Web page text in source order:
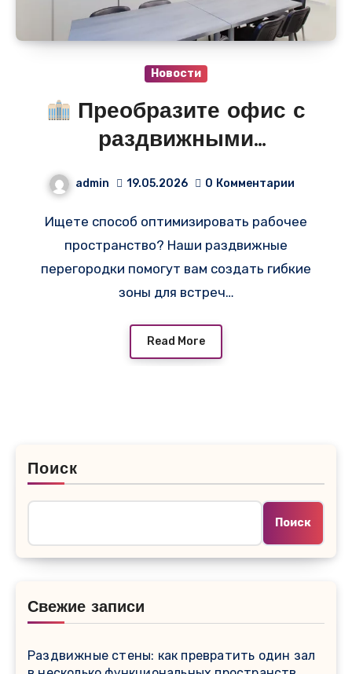
Новости
Преобразите офис с
раздвижными
перегородками от Sliding
admin 19.05.2026 0 Комментарии
Ищете способ оптимизировать рабочее
пространство? Наши раздвижные
перегородки помогут вам создать гибкие
зоны для встреч…
Read More
Поиск
Поиск
Свежие записи
Раздвижные стены: как превратить один зал